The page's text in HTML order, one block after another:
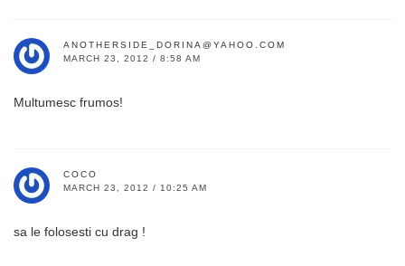
ANOTHERSIDE_DORINA@YAHOO.COM
MARCH 23, 2012 / 8:58 AM
Multumesc frumos!
COCO
MARCH 23, 2012 / 10:25 AM
sa le folosesti cu drag !